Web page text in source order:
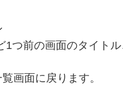
1つ前の画面のタイト
画面に戻ります。